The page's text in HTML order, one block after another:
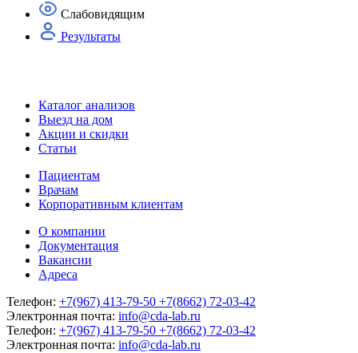
Слабовидящим
Результаты
Каталог анализов
Выезд на дом
Акции и скидки
Статьи
Пациентам
Врачам
Корпоративным клиентам
О компании
Документация
Вакансии
Адреса
Телефон: +7(967) 413-79-50 +7(8662) 72-03-42
Электронная почта: info@cda-lab.ru
Телефон: +7(967) 413-79-50 +7(8662) 72-03-42
Электронная почта: info@cda-lab.ru